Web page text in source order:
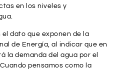
en los niveles y
el dato que exponen de la
de Energía, al indicar que en
la demanda del agua por el
pensamos como la